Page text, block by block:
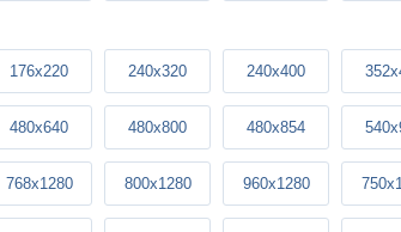
176x220 240x320 240x400
480x640 480x800 480x854
768x1280 800x1280 960x1280